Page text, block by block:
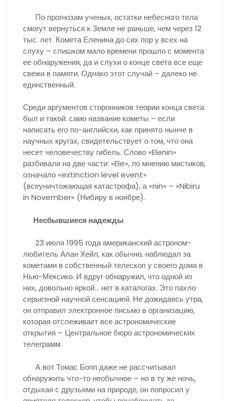
По прогнозам ученых, остатки небесного тела
смогут вернуться к Земле не раньше, чем через 12
тыс. лет. Комета Еленина до сих пор у всех на
слуху – слишком мало времени прошло с момента
ее обнаружения, да и слухи о конце света все еще
свежи в памяти. Однако этот случай – далеко не
единственный.
Среди аргументов сторонников теории конца света
был и такой: само название кометы – если
написать его по-английски, как принято нынче в
научных кругах, свидетельствует о том, что она
несет человечеству гибель. Слово «Elenin»
разбивали на две части: «Ele», по мнению мистиков,
означало «extinction level event»
(всеуничтожающая катастрофа), а «nin» – «Nibiru
in November» (Нибиру в ноябре).
Несбывшиеся надежды
23 июля 1995 года американский астроном-
любитель Алан Хейл, как обычно, наблюдал за
кометами в собственный телескоп у своего дома в
Нью-Мексико. И вдруг обнаружил, что одной из
них, довольно яркой… нет в каталогах. Это пахло
серьезной научной сенсацией. Не дожидаясь утра,
он отправил электронное письмо в организацию,
которая отслеживает все астрономические
открытия – Центральное бюро астрономических
телеграмм.
А вот Томас Бопп даже не рассчитывал
обнаружить что-то необычное – но в ту же ночь,
отдыхая с друзьями на природе, он попросил у